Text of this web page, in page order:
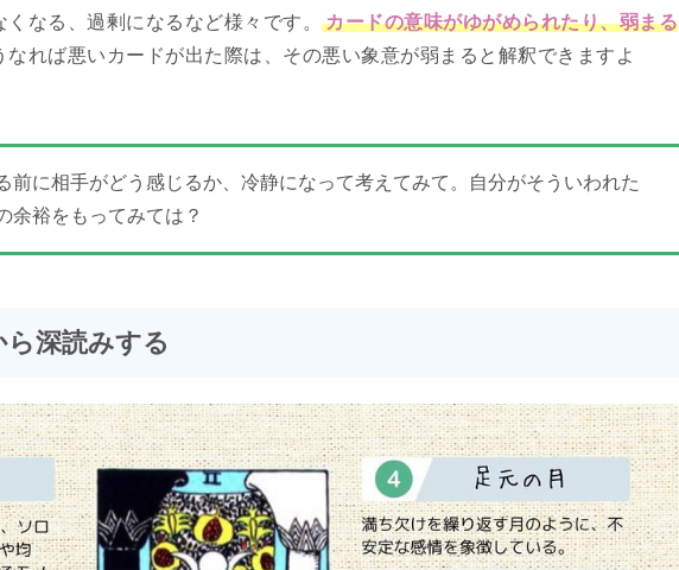
なる、過剰になるなど様々です。
カードの意味がゆがめられたり、弱まる
れば悪いカードが出た際は、その悪い象意が弱まると解釈できますよ
前に相手がどう感じるか、冷静になって考えてみて。自分がそういわれた
余裕をもってみては？
深読みする